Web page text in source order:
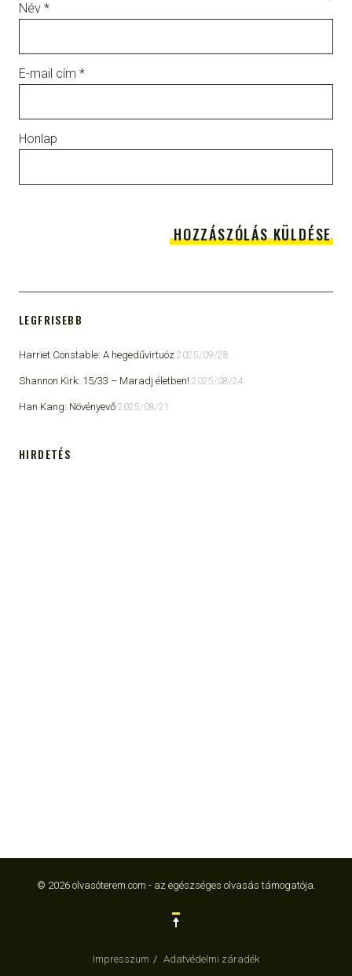
Név *
E-mail cím *
Honlap
LEGFRISEBB
Harriet Constable: A hegedűvirtuóz 2025/09/28
Shannon Kirk: 15/33 ​– Maradj életben! 2025/08/24
Han Kang: Növényevő 2025/08/21
HIRDETÉS
© 2026 olvasóterem.com - az egészséges olvasás támogatója.
Impresszum Adatvédelmi záradék